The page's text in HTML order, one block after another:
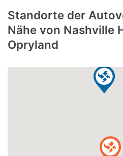
Standorte der
Nähe von Nashville
Opryland